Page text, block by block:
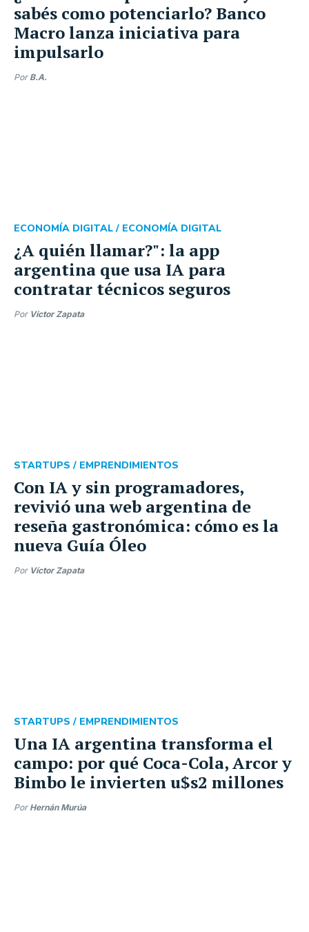
sabés como potenciarlo? Banco
Macro lanza iniciativa para
impulsarlo
Por B.A.
¿A quién llamar?": la app
argentina que usa IA para
contratar técnicos seguros
ECONOMÍA DIGITAL / ECONOMÍA DIGITAL
Por Víctor Zapata
Con IA y sin programadores,
revivió una web argentina de
reseña gastronómica: cómo es la
nueva Guía Óleo
STARTUPS / EMPRENDIMIENTOS
Por Víctor Zapata
Una IA argentina transforma el
campo: por qué Coca-Cola, Arcor y
Bimbo le invierten u$s2 millones
STARTUPS / EMPRENDIMIENTOS
Por Hernán Murúa